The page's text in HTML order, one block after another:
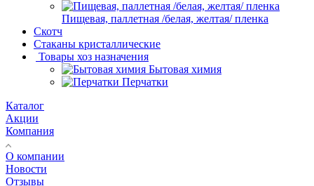
Пищевая, паллетная /белая, желтая/ пленка
Скотч
Стаканы кристаллические
Товары хоз назначения
Бытовая химия
Перчатки
Каталог
Акции
Компания
О компании
Новости
Отзывы